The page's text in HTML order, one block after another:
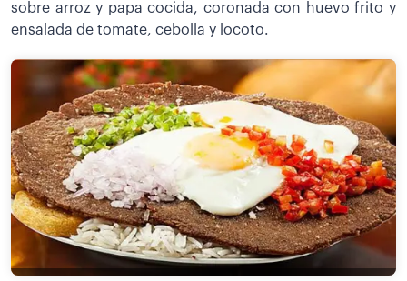
sobre arroz y papa cocida, coronada con huevo frito y
ensalada de tomate, cebolla y locoto.